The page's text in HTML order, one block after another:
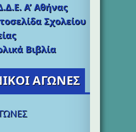
Α’ Αθήνας
Σχολείου
Βιβλία
ΑΓΩΝΕΣ